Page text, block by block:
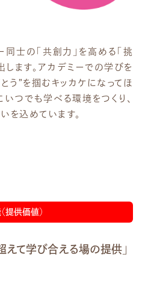
同士の「共創力」を高める「挑
します。アカデミーでの学びを
う”を掴むキッカケになってほ
いつでも学べる環境をつくり、
を込めています。
提供価値）
えて学び合える場の提供」